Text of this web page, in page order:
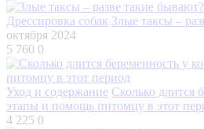
Дрессировка собак Злые таксы –
октября 2024
5 760 0
Уход и содержание Сколько длится
этапы и помощь питомцу в этот
4 225 0